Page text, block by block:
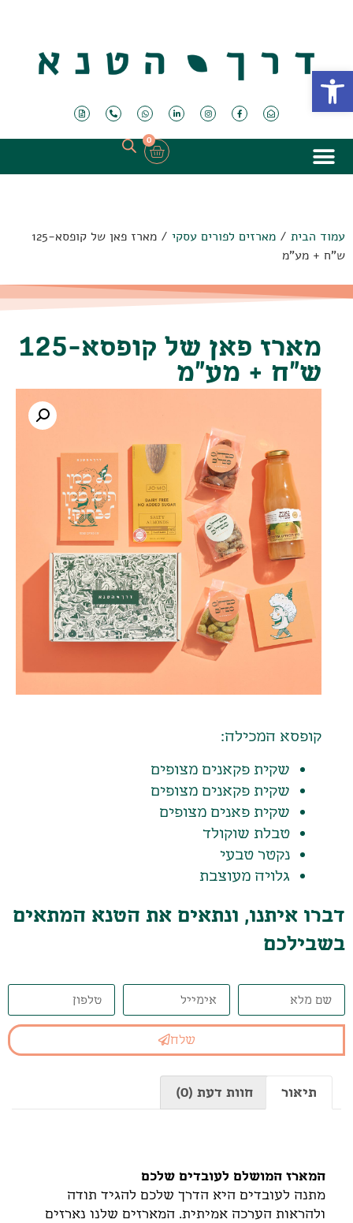
פתח סרגל נגישות
0
עמוד הבית / מארזים לפורים עסקי
/ מארז פאן של קופסא-125
ש"ח + מע"מ
מארז פאן של קופסא-125
ש"ח + מע"מ
קופסא המכילה:
שקית פקאנים מצופים
שקית פקאנים מצופים
שקית פאנים מצופים
טבלת שוקולד
נקטר טבעי
גלויה מעוצבת
דברו איתנו, ונתאים את הטנא המתאים
בשבילכם
שלח
תיאור חוות דעת (0)
המארז המושלם לעובדים שלכם
מתנה לעובדים היא הדרך שלכם להגיד תודה
ולהראות הערכה אמיתית. המארזים שלנו נארזים